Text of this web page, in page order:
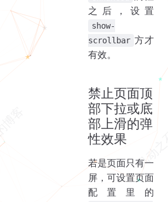
之后，设置
show-
scrollbar 方才
有效。
禁止页面顶
部下拉或底
部上滑的弹
性效果
若是页面只有一
屏，可设置页面
配置里的